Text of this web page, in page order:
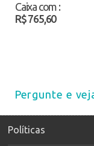
Caixa com :
R$ 765,60
Pergunte e
Políticas